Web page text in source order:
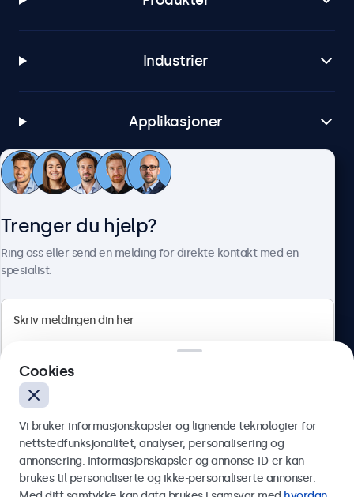
Industrier
Applikasjoner
Kundeservice
Norsk
Trenger du hjelp?
Ring oss eller send en melding for direkte kontakt med en
spesialist.
Send
Cookies
Vi bruker informasjonskapsler og lignende teknologier for
nettstedfunksjonalitet, analyser, personalisering og
annonsering. Informasjonskapsler og annonse-ID-er kan
brukes til personaliserte og ikke-personaliserte annonser.